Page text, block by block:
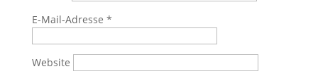
E-Mail-Adresse *
Website